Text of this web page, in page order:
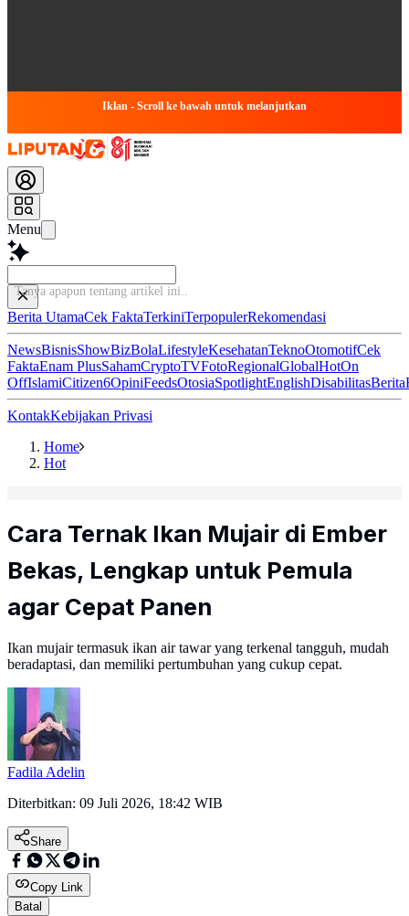
Iklan - Scroll ke bawah untuk melanjutkan
Menu
Tanya apapun te
Berita UtamaCek FaktaTerkiniTerpopulerRekomendasi
NewsBisnisShowBizBolaLifestyleKesehatanTeknoOtomotifCek
FaktaEnam PlusSahamCryptoTVFotoRegionalGlobalHotOn
OffIslamiCitizen6OpiniFeedsOtosiaSpotlightEnglishDisabilitasBerita
KontakKebijakan Privasi
Home
Hot
Cara Ternak Ikan Mujair di Ember
Bekas, Lengkap untuk Pemula
agar Cepat Panen
Ikan mujair termasuk ikan air tawar yang terkenal tangguh, mudah
beradaptasi, dan memiliki pertumbuhan yang cukup cepat.
Fadila Adelin
Diterbitkan: 09 Juli 2026, 18:42 WIB
Share
Copy Link
Batal